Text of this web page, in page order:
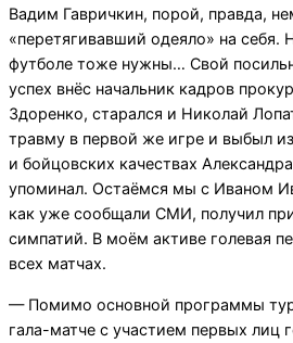
Вадим Гавричкин, порой, правда,
«перетягивавший одеяло» на себя.
футболе тоже нужны… Свой
успех внёс начальник кадров
Здоренко, старался и Николай
травму в первой же игре и выбыл
и бойцовских качествах
упоминал. Остаёмся мы с Иваном
как уже сообщали СМИ, получил
симпатий. В моём активе голевая
всех матчах.
— Помимо основной программы
гала-матче с участием первых лиц